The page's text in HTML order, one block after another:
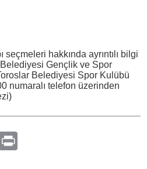
seçmeleri hakkında ayrıntılı bilgi
Gençlik ve Spor
Belediyesi Spor Kulübü
numaralı telefon üzerinden
Print